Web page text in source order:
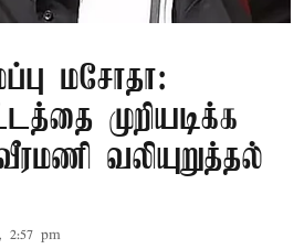
மசோதா:
முறியடிக்க
வலியுறுத்தல்
2:57 pm